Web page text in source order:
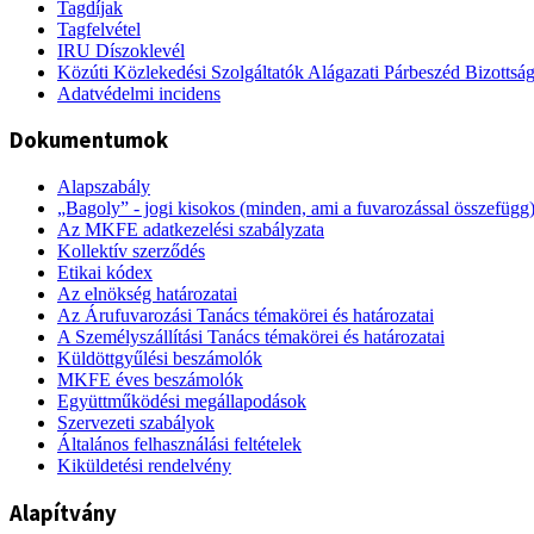
Tagdíjak
Tagfelvétel
IRU Díszoklevél
Közúti Közlekedési Szolgáltatók Alágazati Párbeszéd
Adatvédelmi incidens
Dokumentumok
Alapszabály
„Bagoly” - jogi kisokos (minden, ami a fuvarozással összefügg)
Az MKFE adatkezelési szabályzata
Kollektív szerződés
Etikai kódex
Az elnökség határozatai
Az Árufuvarozási Tanács témakörei és határozatai
A Személyszállítási Tanács témakörei és határozatai
Küldöttgyűlési beszámolók
MKFE éves beszámolók
Együttműködési megállapodások
Szervezeti szabályok
Általános felhasználási feltételek
Kiküldetési rendelvény
Alapítvány